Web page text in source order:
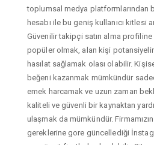
toplumsal medya platformlarından
hesabı ile bu geniş kullanıcı kitlesi
Güvenilir takipçi satın alma profiline
popüler olmak, alan kişi
hasılat sağlamak olası olabilir.
beğeni kazanmak mümkündür
emek harcamak ve uzun zaman
kaliteli ve güvenli bir kaynaktan
ulaşmak da mümkündür. Firmamızın
gereklerine gore güncellediği